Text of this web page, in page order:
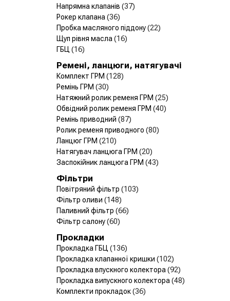
Напрямна клапанів (37)
Рокер клапана (36)
Пробка масляного піддону(22)
Щуп рівня масла (16)
ГБЦ (16)
Ремені, ланцюги, натягувачі
Комплект ГРМ (128)
Ремінь ГРМ (30)
Натяжний ролик ременя ГРМ (25)
Обвідний ролик ременя ГРМ (40)
Ремінь приводний (87)
Ролик ременя приводного (80)
Ланцюг ГРМ (210)
Натягувач ланцюга ГРМ (20)
Заспокійник ланцюга ГРМ (43)
Фільтри
Повітряний фільтр (103)
Фільтр оливи (148)
Паливний фільтр (66)
Фільтр салону(60)
Прокладки
Прокладка ГБЦ (136)
Прокладка клапанної кришки (102)
Прокладка впускного колектора (92)
Прокладка випускного колектора (48)
Комплекти прокладок(36)